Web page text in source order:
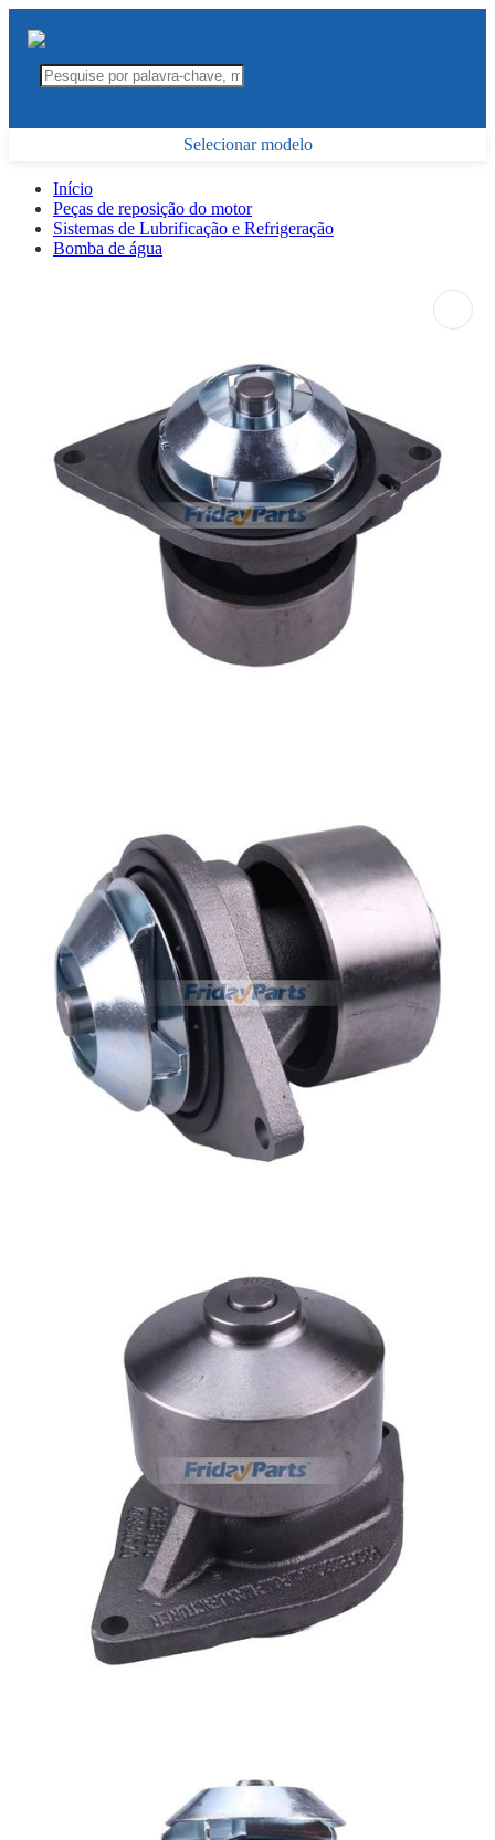
Selecionar modelo
Início
Peças de reposição do motor
Sistemas de Lubrificação e Refrigeração
Bomba de água